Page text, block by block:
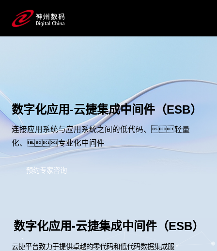
数字化应用-云捷集成中间件（ESB）
连接应用系统与应用系统之间的低代码、轻量
化、专业化中间件
预约专家咨询
数字化应用-云捷集成中间件（ESB）
云捷平台致力于提供卓越的零代码和低代码数据集成服